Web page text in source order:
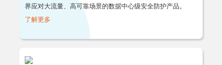
界应对大流量、高可靠场景的数据中心级安全防护产品。
了解更多